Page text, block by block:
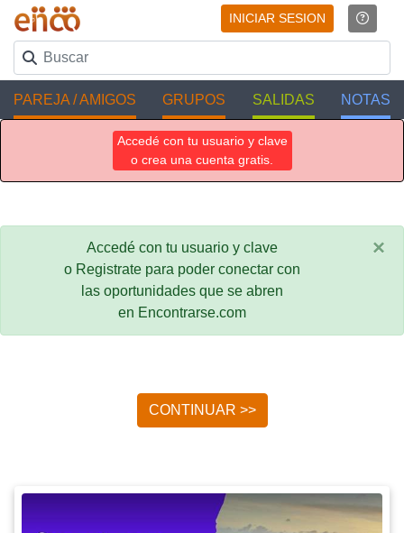
INICIAR SESION
PAREJA / AMIGOS GRUPOS SALIDAS NOTAS
Accedé con tu usuario y clave
o crea una cuenta gratis.
Accedé con tu usuario y clave
o Registrate para poder conectar con
las oportunidades que se abren
en Encontrarse.com
×
CONTINUAR >>